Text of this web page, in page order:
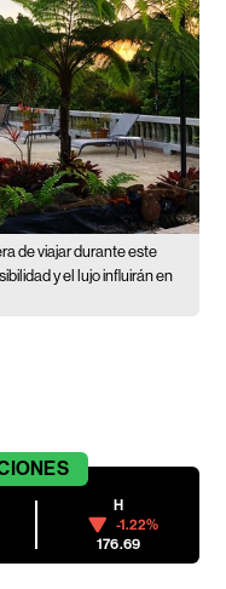
de viajar durante este
y el lujo influirán en
H
-1.22%
176.69